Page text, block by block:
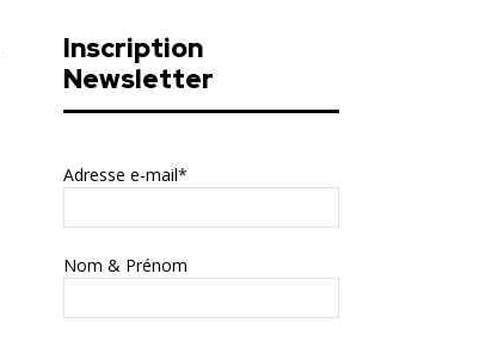
Inscription
Newsletter
Adresse e-mail*
Nom & Prénom